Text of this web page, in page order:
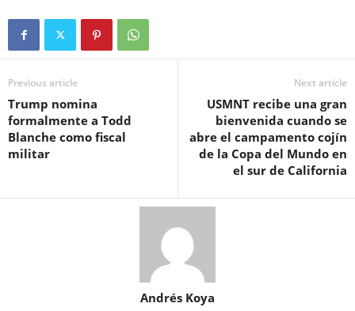
Previous article
Trump nomina
formalmente a Todd
Blanche como fiscal
militar
Next article
USMNT recibe una gran
bienvenida cuando se
abre el campamento cojín
de la Copa del Mundo en
el sur de California
Andrés Koya